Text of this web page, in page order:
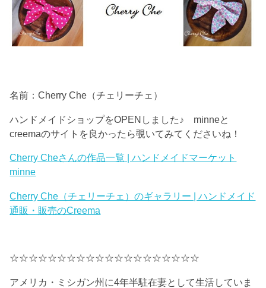
名前：Cherry Che（チェリーチェ）
ハンドメイドショップをOPENしました♪ minneと
creemaのサイトを良かったら覗いてみてくださいね！
Cherry Cheさんの作品一覧 | ハンドメイドマーケット
minne
Cherry Che（チェリーチェ）のギャラリー | ハンドメイド
通販・販売のCreema
☆☆☆☆☆☆☆☆☆☆☆☆☆☆☆☆☆☆☆☆
アメリカ・ミシガン州に4年半駐在妻として生活していま